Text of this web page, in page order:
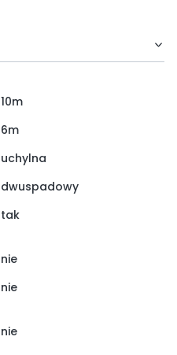
10m
6m
uchylna
dwuspadowy
tak
nie
nie
nie